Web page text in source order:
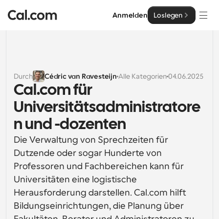
Anmelden Loslegen
Lösungen
Nach Teamgröße
Für Einzelpersonen
Persönliche Terminplanung einfach gemacht
Für Teams
Kollaborative Planung für Gruppen
Für Entwickler
Leistungsstarke Funktionen und Integrationen
Für Unternehmen
Enterprise
Entwickler
Entwicklerdokumentation
Dokumentation für die Cal.com-Plattform
API
Ressourcen
API
Erstellen Sie Ihre eigenen Integrationen mit unserer
Cal.ai
Preisgestaltung
Durch Cédric van Ravesteijn Alle Kategorien04.06.2025
Cal.com für
Universitätsadministratore
n und -dozenten
Die Verwaltung von Sprechzeiten für
Dutzende oder sogar Hunderte von
Professoren und Fachbereichen kann für
Universitäten eine logistische
Herausforderung darstellen. Cal.com hilft
Bildungseinrichtungen, die Planung über